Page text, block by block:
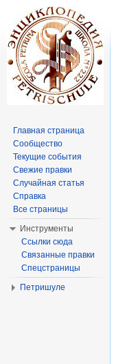
Главная страница
Сообщество
Текущие события
Свежие правки
Случайная статья
Справка
Все страницы
Инструменты
Ссылки сюда
Связанные правки
Спецстраницы
Петришуле